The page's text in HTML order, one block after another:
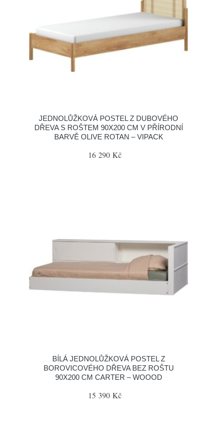
JEDNOLŮŽKOVÁ POSTEL Z DUBOVÉHO
DŘEVA S ROŠTEM 90X200 CM V PŘÍRODNÍ
BARVĚ OLIVE ROTAN – VIPACK
16 290 Kč
BÍLÁ JEDNOLŮŽKOVÁ POSTEL Z
BOROVICOVÉHO DŘEVA BEZ ROŠTU
90X200 CM CARTER – WOOOD
15 390 Kč